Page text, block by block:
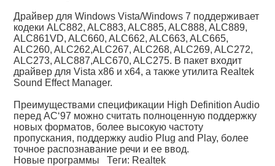
Драйвер для Windows Vista/Windows 7 поддерживает
кодеки ALC882, ALC883, ALC885, ALC888, ALC889,
ALC861VD, ALC660, ALC662, ALC663, ALC665,
ALC260, ALC262,ALC267, ALC268, ALC269, ALC272,
ALC273, ALC887,ALC670, ALC275. В пакет входит
драйвер для Vista x86 и x64, а также утилита Realtek
Sound Effect Manager.
Преимуществами спецификации High Definition Audio
перед AC‘97 можно считать полноценную поддержку
новых форматов, более высокую частоту
пропускания, поддержку audio Plug and Play, более
точное распознавание речи и ее ввод.
Новые программы Теги: Realtek